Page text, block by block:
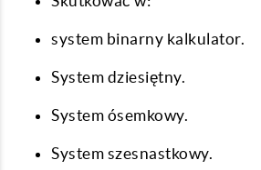
system binarny kalkulator.
System dziesiętny.
System ósemkowy.
System szesnastkowy.